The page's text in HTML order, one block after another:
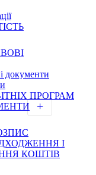
документи
ПРОГРАМ
І
КОШТІВ